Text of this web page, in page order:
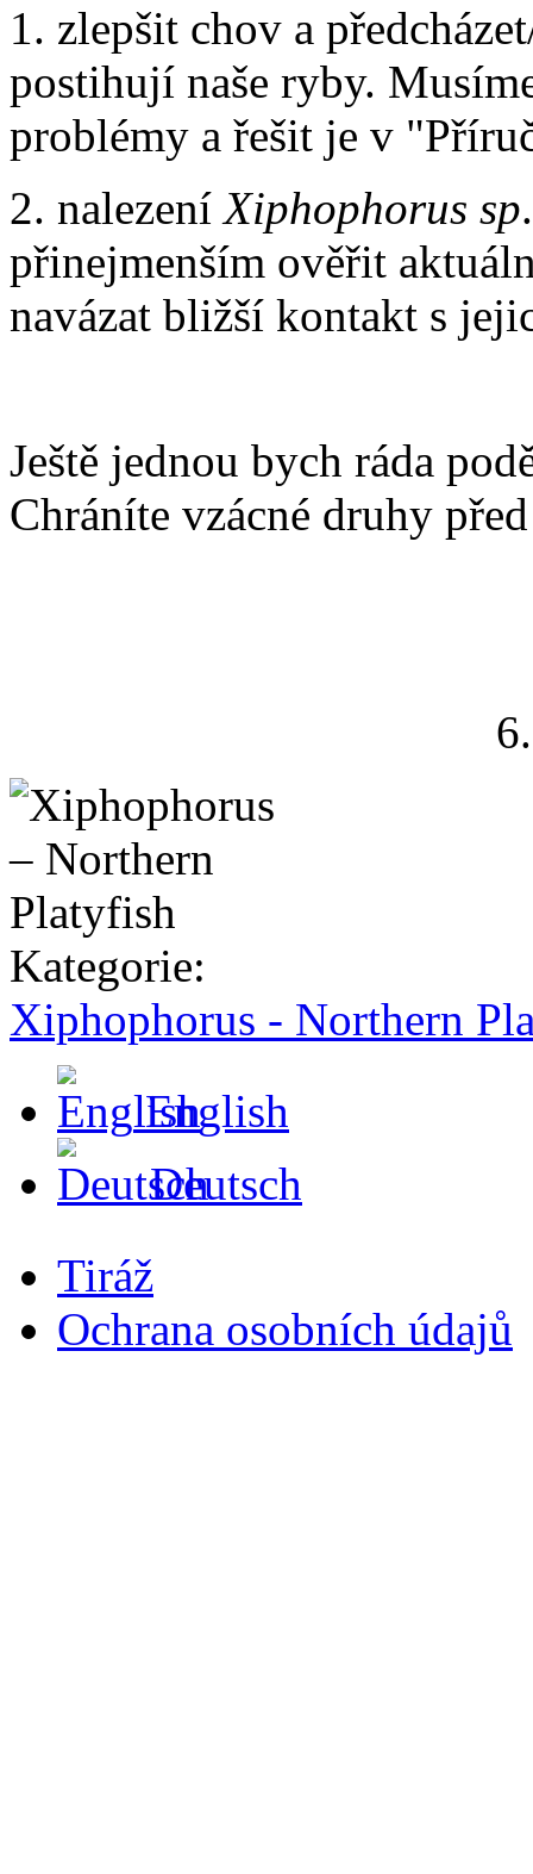
1. zlepšit chov a
postihují naše ryby.
problémy a řešit je v
2. nalezeníXiphophorus sp
přinejmenším ověřit
navázat bližší kontakt s
Ještě jednou bych ráda
Chráníte vzácné druhy
Kategorie:
Xiphophorus - Northern
English
Deutsch
Tiráž
Ochrana osobních údajů